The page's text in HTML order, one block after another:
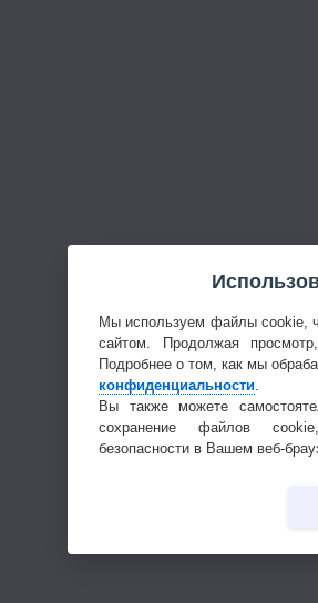
Мы используем файлы cookie,
сайтом. Продолжая
Подробнее о том, как мы
конфиденциальности
Вы также можете
сохранение файлов
безопасности в Вашем веб-